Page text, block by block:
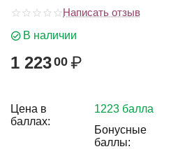
Написать отзыв
В наличии
1 22300 ₽
Цена в
баллах:
1223 балла
Бонусные
баллы: